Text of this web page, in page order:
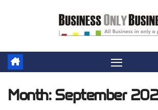
Month:September